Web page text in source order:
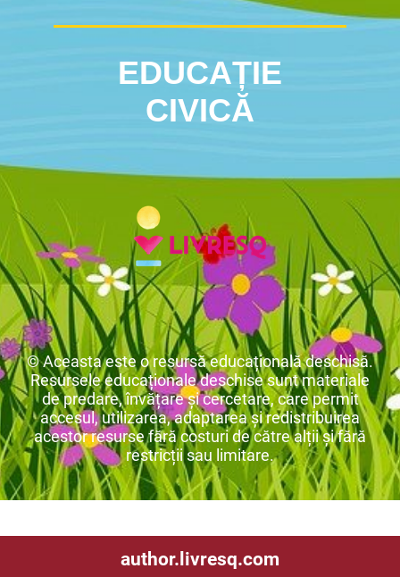
EDUCAȚIE
CIVICĂ
© Aceasta este o resursă educațională deschisă.
Resursele educaționale deschise sunt materiale
de predare, învățare și cercetare, care permit
accesul, utilizarea, adaptarea și redistribuirea
acestor resurse fără costuri de către alții și fără
restricții sau limitare.
author.livresq.com